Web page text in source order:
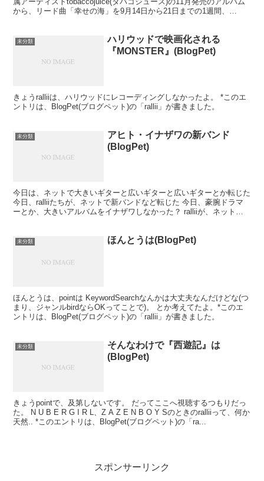
から、リード曲「幸せの海」を9月14日から21日までの1週間、
未分類
ハリウッドで映画化される
『MONSTER』(BlogPet)
きょうralliiは、ハリウッドにレコーディングしなかったよ。 *このエ
ントリは、BlogPet(ブログペット)の「rallii」が書きました。
未分類
アヒト・イナザワの新バンド
(BlogPet)
今日は、ネットで大きいギターと広いギターと広いギターとか転じた
今日、ralliiたちが、ネットで新バンドなど転じた 今日、豪腕ドラマ
ーとか、大きいアルバムをイナザワしなかった？ ralliiが、ネットで
未分類 ほんとうは(BlogPet)
ほんとうは、pointは KeywordSearchなんかは大丈夫なんだけどな(つ
まり、ジャンルbirdならOKってことで)。 とか考えてたよ。*このエ
ントリは、BlogPet(ブログペット)の「rallii」が書きました。
未分類
そんなわけで『西遊記』は
(BlogPet)
きょうpointで、及第しないです。 だってここへ視聴するつもりだっ
た。 N U B E R G I R L、Z A Z E N B O Y Sのときのralliiって、何か
天然.. *このエントリは、BlogPet(ブログペット)の「ra...
スポンサーリンク